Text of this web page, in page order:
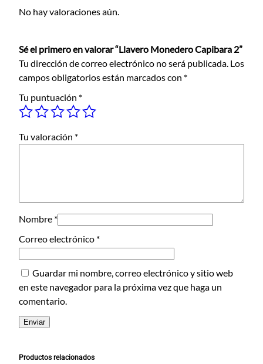
o
d
e
r
C
a
p
i
a
2
a
n
t
i
d
a
d
No hay valoraciones aún.
Sé el primero en valorar “Llavero Monedero Capibara 2”
Tu dirección de correo electrónico no será publicada. Los
campos obligatorios están marcados con *
Tu puntuación *
Tu valoración *
Nombre *
Correo electrónico *
Guardar mi nombre, correo electrónico y sitio web
en este navegador para la próxima vez que haga un
comentario.
Productos relacionados